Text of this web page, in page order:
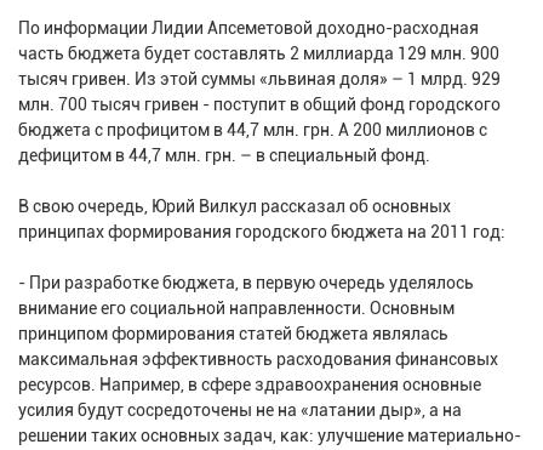
По информации Лидии Апсеметовой доходно-расходная
часть бюджета будет составлять 2 миллиарда 129 млн. 900
тысяч гривен. Из этой суммы «львиная доля» – 1 млрд. 929
млн. 700 тысяч гривен - поступит в общий фонд городского
бюджета с профицитом в 44,7 млн. грн. А 200 миллионов с
дефицитом в 44,7 млн. грн. – в специальный фонд.
В свою очередь, Юрий Вилкул рассказал об основных
принципах формирования городского бюджета на 2011 год:
- При разработке бюджета, в первую очередь уделялось
внимание его социальной направленности. Основным
принципом формирования статей бюджета являлась
максимальная эффективность расходования финансовых
ресурсов. Например, в сфере здравоохранения основные
усилия будут сосредоточены не на «латании дыр», а на
решении таких основных задач, как: улучшение материально-